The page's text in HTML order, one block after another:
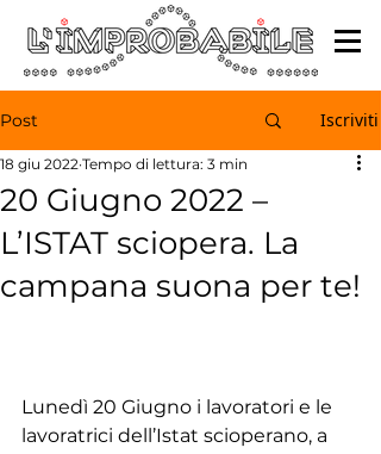
Post Iscriviti
20 Giugno 2022 –
L’ISTAT sciopera. La
campana suona per te!
18 giu 2022 Tempo di lettura: 3 min
Lunedì 20 Giugno i lavoratori e le
lavoratrici dell’Istat scioperano, a